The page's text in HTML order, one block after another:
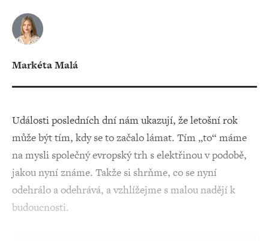
Markéta Malá
Události posledních dní nám ukazují, že letošní rok
může být tím, kdy se to začalo lámat. Tím „to“ máme
na mysli společný evropský trh s elektřinou v podobě,
jakou nyní známe. Takže si shrňme, co se nyní
odehrálo a odehrává, a vzhlížejme s malou nadějí k
budoucnosti.